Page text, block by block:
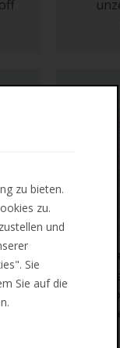
zu bieten.
zu.
und
Sie
Sie auf die Maped